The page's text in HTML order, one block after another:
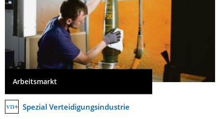
Arbeitsmarkt
Spezial Verteidigungsindustrie